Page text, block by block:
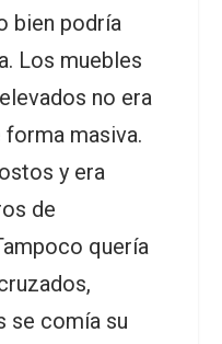
bien podría
Los muebles
no era
masiva.
y era
de
quería
se comía su